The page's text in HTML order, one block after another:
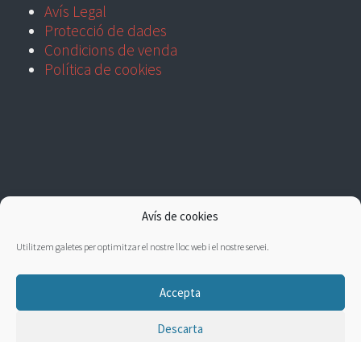
Avís de cookies
Utilitzem galetes per optimitzar el nostre lloc web i el nostre servei.
Accepta
Descarta
Avís Legal
Protecció de dades
Condicions de venda
Política de cookies